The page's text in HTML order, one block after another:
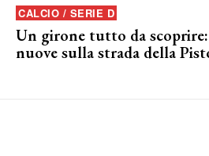
CALCIO / SERIE D
Un girone tutto da scoprire:
nuove sulla strada della